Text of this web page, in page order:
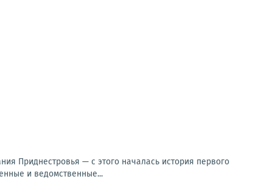
Приднестровья — с этого началась история первого
и ведомственные...